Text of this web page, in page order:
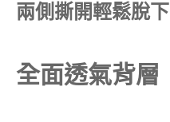
兩側撕開輕鬆脫下
全面透氣背層